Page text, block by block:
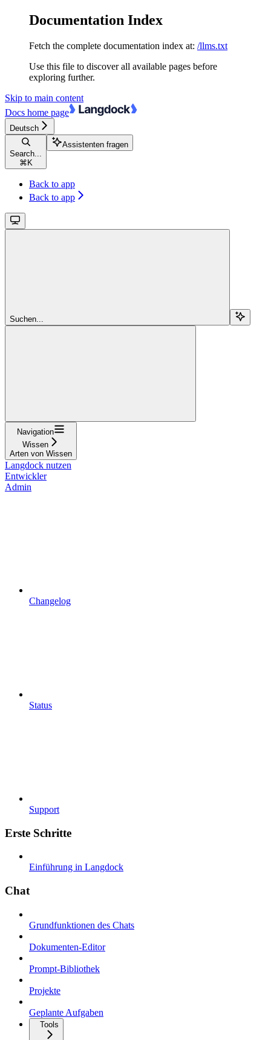
Documentation Index
Fetch the complete documentation index at: /llms.txt
Use this file to discover all available pages before
exploring further.
Skip to main content
Docs home page
Deutsch
Search...
⌘ K
Assistenten fragen
Back to app
Back to app
Suchen...
Navigation
Wissen
Arten von Wissen
Langdock nutzen
Entwickler
Admin
Changelog
Status
Support
Erste Schritte
Einführung in Langdock
Chat
Grundfunktionen des Chats
Dokumenten-Editor
Prompt-Bibliothek
Projekte
Geplante Aufgaben
Tools